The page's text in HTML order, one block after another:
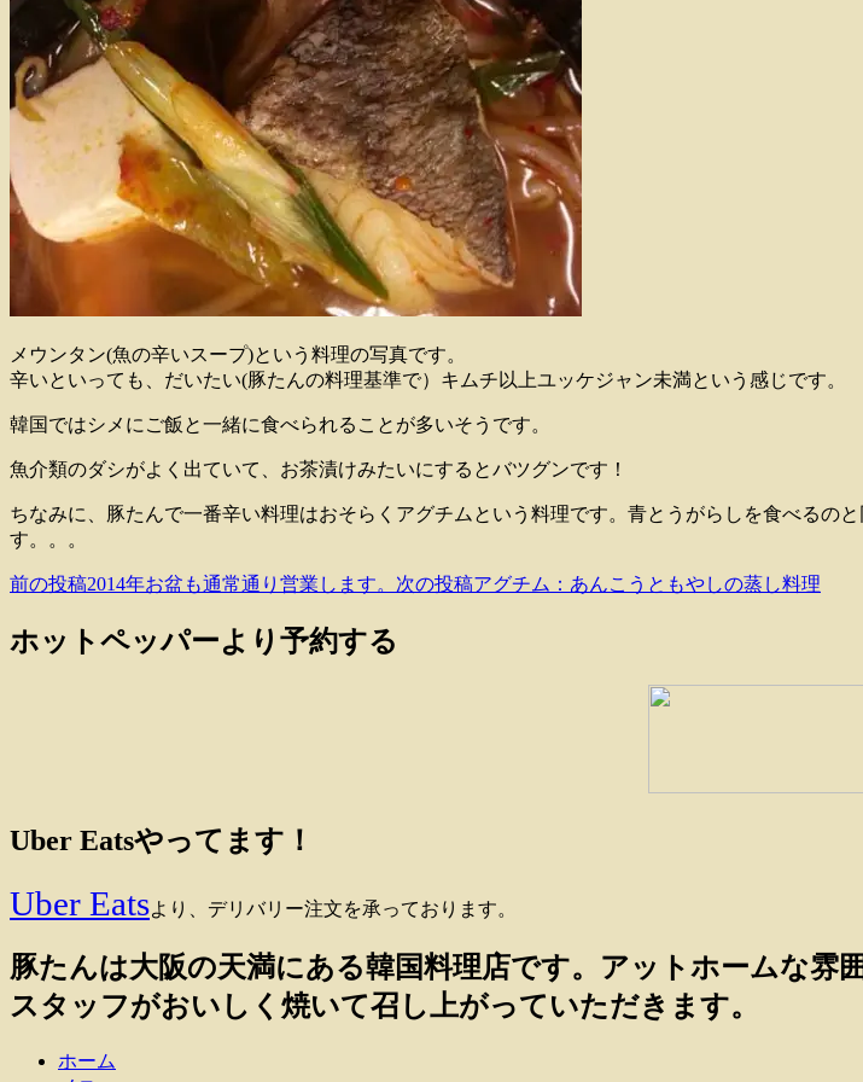
メウンタン(魚の辛いスープ)という料理の写真です。
辛いといっても、だいたい(豚たんの料理基準で）キムチ以上ユッケジャン未満という感じです。
韓国ではシメにご飯と一緒に食べられることが多いそうです。
魚介類のダシがよく出ていて、お茶漬けみたいにするとバツグンです！
ちなみに、豚たんで一番辛い料理はおそらくアグチムという料理です。青とうがらしを食べるの
す。。。
投
稿
シ
ョ
ン
前の投稿2014年お盆も通常通り営業します。 次の投稿アグチム：あんこうともやしの蒸し料理
ホットペッパーより予約する
Uber Eatsやってます！
Uber Eatsより、デリバリー注文を承っております。
豚たんは大阪の天満にある韓国料理店です。アットホームな
スタッフがおいしく焼いて召し上がっていただきます。
ホーム